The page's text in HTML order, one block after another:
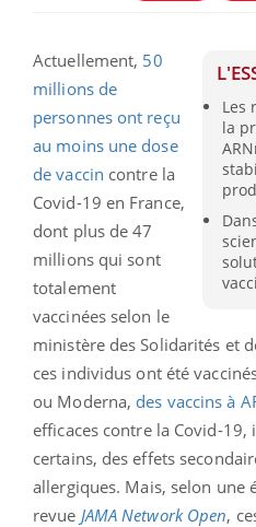
Les
la
Actuellement, 50
millions de
personnes ont reçu
au moins une dose
de vaccin contre la
Covid-19 en France,
dont plus de 47
millions qui sont
totalement
vaccinées selon le
ministère des Solidarités et
ces individus ont été
ou Moderna, des vaccins à
efficaces contre la Covid-
certains, des effets
allergiques. Mais, selon une
revue JAMA Network Open,